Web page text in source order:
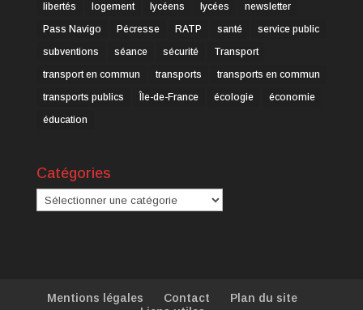
libertés
logement lycéens lycées
newsletter
Pass Navigo
Pécresse RATP santé
service public
subventions
séance sécurité
Transport
transport en commun
transports
transports en commun
transports publics
Île-de-France écologie
économie
éducation
Catégories
Catégories
Mentions légales Contact
Plan du site